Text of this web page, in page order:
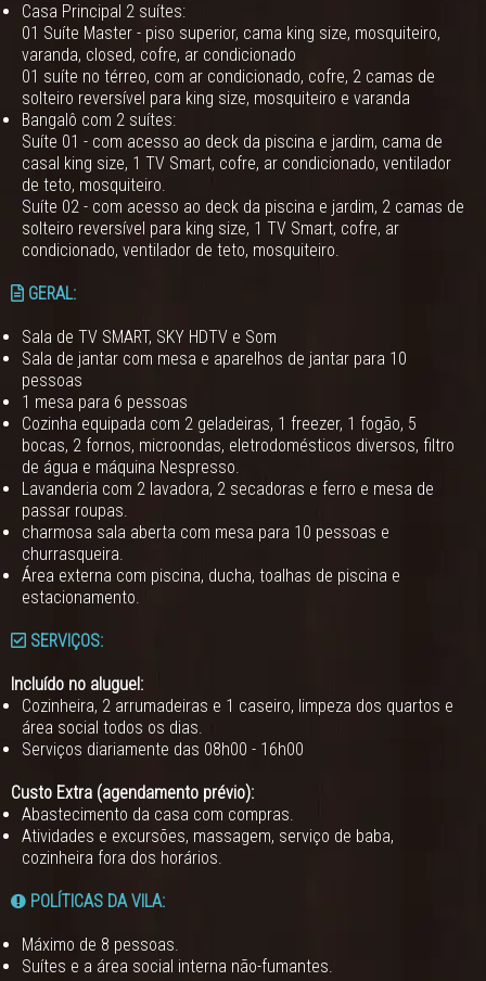
Casa Principal 2 suítes:
01 Suíte Master - piso superior, cama king size, mosquiteiro,
varanda, closed, cofre, ar condicionado
01 suíte no térreo, com ar condicionado, cofre, 2 camas de
solteiro reversível para king size, mosquiteiro e varanda
Bangalô com 2 suítes:
Suíte 01 - com acesso ao deck da piscina e jardim, cama de
casal king size, 1 TV Smart, cofre, ar condicionado, ventilador
de teto, mosquiteiro.
Suíte 02 - com acesso ao deck da piscina e jardim, 2 camas de
solteiro reversível para king size, 1 TV Smart, cofre, ar
condicionado, ventilador de teto, mosquiteiro.
GERAL:
Sala de TV SMART, SKY HDTV e Som
Sala de jantar com mesa e aparelhos de jantar para 10
pessoas
1 mesa para 6 pessoas
Cozinha equipada com 2 geladeiras, 1 freezer, 1 fogão, 5
bocas, 2 fornos, microondas, eletrodomésticos diversos, filtro
de água e máquina Nespresso.
Lavanderia com 2 lavadora, 2 secadoras e ferro e mesa de
passar roupas.
charmosa sala aberta com mesa para 10 pessoas e
churrasqueira.
Área externa com piscina, ducha, toalhas de piscina e
estacionamento.
SERVIÇOS:
Incluído no aluguel:
Cozinheira, 2 arrumadeiras e 1 caseiro, limpeza dos quartos e
área social todos os dias.
Serviços diariamente das 08h00 - 16h00
Custo Extra (agendamento prévio):
Abastecimento da casa com compras.
Atividades e excursões, massagem, serviço de baba,
cozinheira fora dos horários.
POLÍTICAS DA VILA:
Máximo de 8 pessoas.
Suítes e a área social interna não-fumantes.